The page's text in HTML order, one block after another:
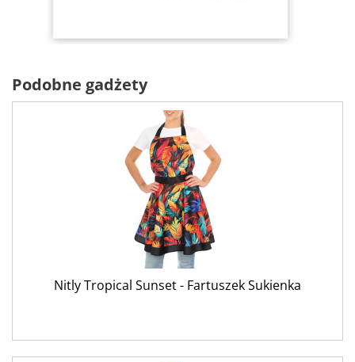
Podobne gadżety
Nitly Tropical Sunset - Fartuszek Sukienka